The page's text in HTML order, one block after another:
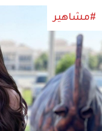
#مشاهير